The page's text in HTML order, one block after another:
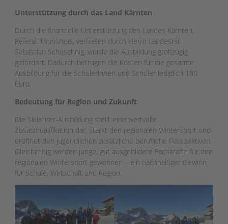
Unterstützung durch das Land Kärnten
Durch die finanzielle Unterstützung des Landes Kärnten,
Referat Tourismus, vertreten durch Herrn Landesrat
Sebastian Schuschnig, wurde die Ausbildung großzügig
gefördert. Dadurch betrugen die Kosten für die gesamte
Ausbildung für die Schülerinnen und Schüler lediglich 180
Euro.
Bedeutung für Region und Zukunft
Die Skilehrer-Ausbildung stellt eine wertvolle
Zusatzqualifikation dar, stärkt den regionalen Wintersport und
eröffnet den Jugendlichen zusätzliche berufliche Perspektiven.
Gleichzeitig werden junge, gut ausgebildete Fachkräfte für den
regionalen Wintersport gewonnen – ein nachhaltiger Gewinn
für Schule, Wirtschaft und Region.